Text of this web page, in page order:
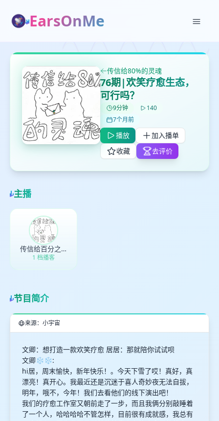
EarsOnMe
传信给80%的灵魂
76期|欢笑疗愈生态，
可行吗？
9分钟
140
7个月前
播放
加入播单
收藏
去评价
主播
传信给百分之八十的灵魂
1 档播客
节目简介
来源：小宇宙
文卿：想打造一款欢笑疗愈 居居：那就陪你试试呗
文卿❄️❄️:
hi居，周末愉快，新年快乐！。今天下雪了哎！真好，真
漂亮！真开心。我最近还是沉迷于喜人奇妙夜无法自拔，
明年，哦不，今年！我们去看他们的线下演出吧！
我们的疗愈工作室又朝前走了一步，而且我俩分别敲睡着
了一个人，哈哈哈哈不管怎样，目前很有成就感，我总有
✕
打分
鼠标下留人
最长200字
✕
删除确认
取消 确认删除
✕
加入播单
创建